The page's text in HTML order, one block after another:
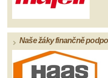
Naše žáky finančně